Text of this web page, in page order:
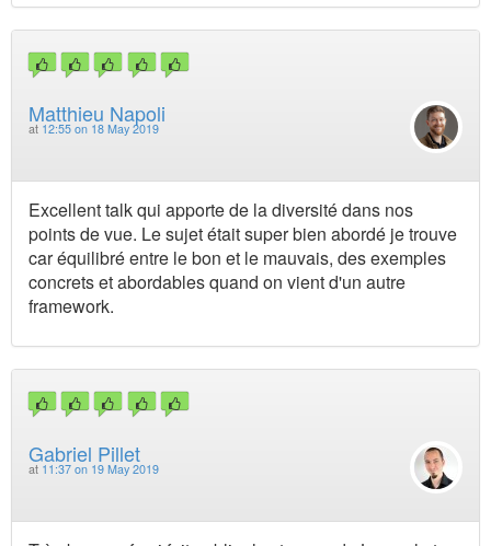
Matthieu Napoli
at 12:55 on 18 May 2019
Excellent talk qui apporte de la diversité dans nos
points de vue. Le sujet était super bien abordé je trouve
car équilibré entre le bon et le mauvais, des exemples
concrets et abordables quand on vient d'un autre
framework.
Gabriel Pillet
at 11:37 on 19 May 2019